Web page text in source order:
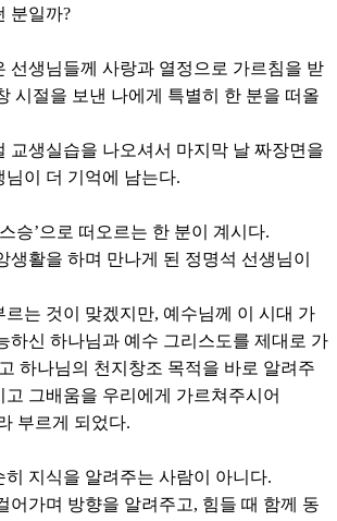
분일까?
선생님들께 사랑과 열정으로 가르침을 받
시절을 보낸 나에게 특별히 한 분을 떠올
교생실습을 나오셔서 마지막 날 짜장면을
이 더 기억에 남는다.
승’으로 떠오르는 한 분이 계시다.
생활을 하며 만나게 된 정명석 선생님이
는 것이 맞겠지만, 예수님께 이 시대 가
하신 하나님과 예수 그리스도를 제대로 가
하나님의 천지창조 목적을 바로 알려주
그배움을 우리에게 가르쳐주시어
부르게 되었다.
히 지식을 알려주는 사람이 아니다.
어가며 방향을 알려주고, 힘들 때 함께 동